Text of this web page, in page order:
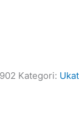
Kategori: